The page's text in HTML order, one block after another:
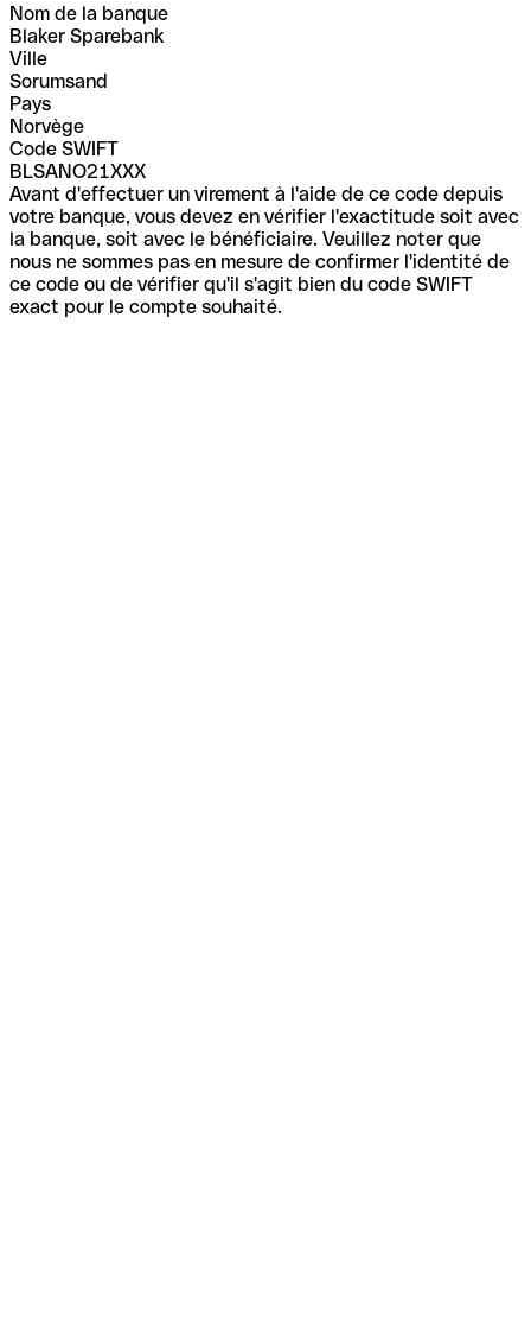
Nom de la banque
Blaker Sparebank
Ville
Sorumsand
Pays
Norvège
Code SWIFT
BLSANO21XXX
Avant d'effectuer un virement à l'aide de ce code depuis
votre banque, vous devez en vérifier l'exactitude soit avec
la banque, soit avec le bénéficiaire. Veuillez noter que
nous ne sommes pas en mesure de confirmer l'identité de
ce code ou de vérifier qu'il s'agit bien du code SWIFT
exact pour le compte souhaité.